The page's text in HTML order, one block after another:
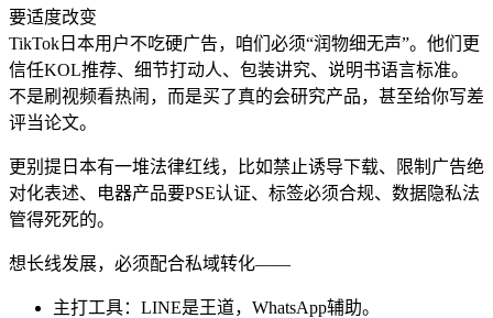
要适度改变
TikTok日本用户不吃硬广告，咱们必须“润物细无声”。他们更
信任KOL推荐、细节打动人、包装讲究、说明书语言标准。
不是刷视频看热闹，而是买了真的会研究产品，甚至给你写差
评当论文。
更别提日本有一堆法律红线，比如禁止诱导下载、限制广告绝
对化表述、电器产品要PSE认证、标签必须合规、数据隐私法
管得死死的。
想长线发展，必须配合私域转化——
主打工具：LINE是王道，WhatsApp辅助。